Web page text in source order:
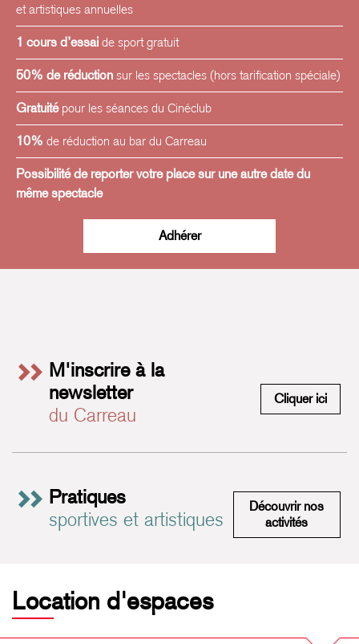
et artistiques annuelles
1 cours d’essai de sport gratuit
50% de réduction sur les spectacles (hors tarification spéciale)
Gratuitépour les séances du Cinéclub
10% de réduction au bar du Carreau
Possibilité de reporter votre place sur une autre date du
même spectacle
Adhérer
M'inscrire à la
newsletter
du Carreau
Cliquer ici
Pratiques
sportives et artistiques
Découvrir nos
activités
Location d'espaces